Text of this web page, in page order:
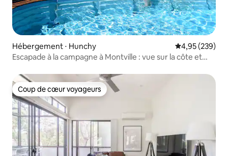
Hébergement ⋅ Hunchy Évaluation
4,95 (239)
Escapade à la campagne à Montville : vue sur la côte et
Coup de cœur voyageurs
Coup de cœur voyageurs